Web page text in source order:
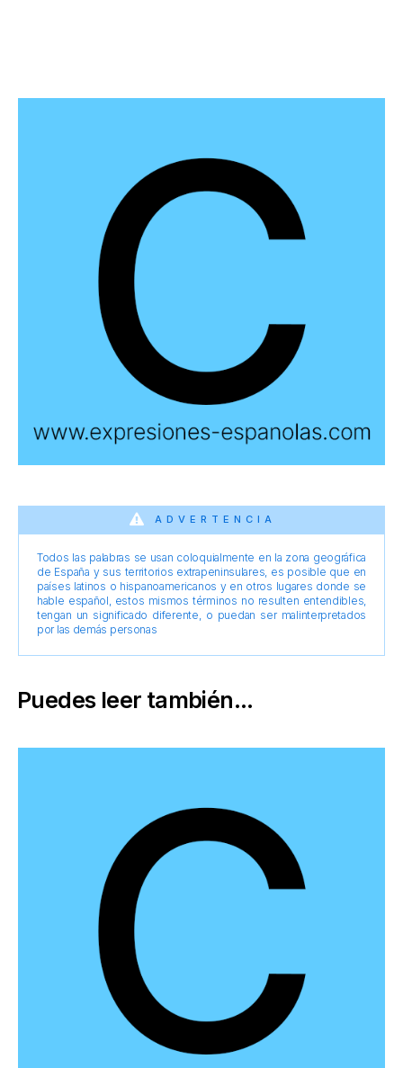
ADVERTENCIA
Todos las palabras se usan coloquialmente en la zona geográfica
de España y sus territorios extrapeninsulares, es posible que en
países latinos o hispanoamericanos y en otros lugares donde se
hable español, estos mismos términos no resulten entendibles,
tengan un significado diferente, o puedan ser malinterpretados
por las demás personas
Puedes leer también...